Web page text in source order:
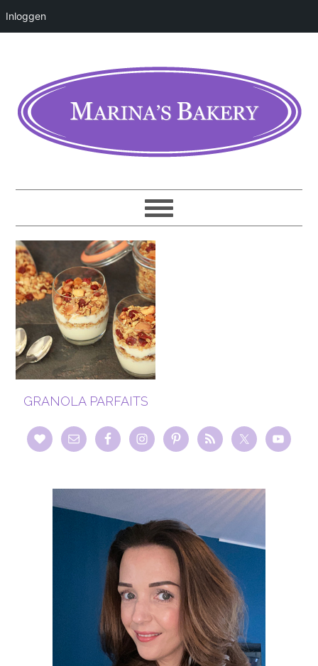
Inloggen
GRANOLA PARFAITS